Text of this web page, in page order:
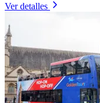
Ver detalles